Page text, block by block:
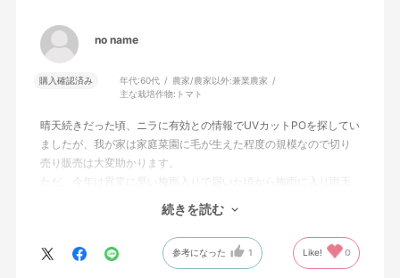
no name
購入確認済み 年代:60代 農家/農家以外:兼業農家
主な栽培作物: トマト
晴天続きだった頃、ニラに有効との情報でUVカットPOを探してい
ましたが、我が家は家庭菜園に毛が生えた程度の規模なので切り
売り販売は大変助かります。
ただ、今年は異常に早い梅雨入りで届いた頃から梅雨に入り雨天
続きを読む
参考になった 1 Like! 0